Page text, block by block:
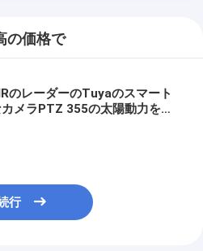
の価格で
のレーダーのTuyaのスマート
メラPTZ 355の太陽動力を与
行